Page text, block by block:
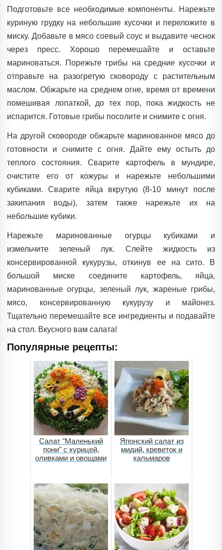
Подготовьте все необходимые компоненты. Нарежьте
куриную грудку на небольшие кусочки и переложите в
миску. Добавьте в мясо соевый соус и выдавите чеснок
через пресс. Хорошо перемешайте и оставьте
мариноваться. Порежьте грибы на средние кусочки и
отправьте на разогретую сковороду с растительным
маслом. Обжарьте на среднем огне, время от времени
помешивая лопаткой, до тех пор, пока жидкость не
испарится. Готовые грибы посолите и снимите с огня.
На другой сковороде обжарьте маринованное мясо до
готовности и снимите с огня. Дайте ему остыть до
теплого состояния. Сварите картофель в мундире,
очистите его от кожуры и нарежьте небольшими
кубиками. Сварите яйца вкрутую (8-10 минут после
закипания воды), затем также нарежьте их на
небольшие кубики.
Нарежьте маринованные огурцы кубиками и
измельчите зеленый лук. Слейте жидкость из
консервированной кукурузы, откинув ее на сито. В
большой миске соедините картофель, яйца,
маринованные огурцы, зеленый лук, жареные грибы,
мясо, консервированную кукурузу и майонез.
Тщательно перемешайте все ингредиенты и подавайте
на стол. Вкусного вам салата!
Популярные рецепты:
Салат "Маленький
пони" с курицей,
оливками и овощами
Японский салат из
мидий, креветок и
кальмаров